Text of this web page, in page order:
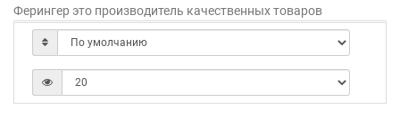
Ферингер это производитель качественных товаров